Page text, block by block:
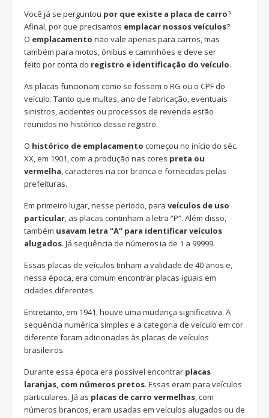
Você já se perguntou por que existe a placa de carro?
Afinal, por que precisamos emplacar nossos veículos?
O emplacamento não vale apenas para carros, mas
também para motos, ônibus e caminhões e deve ser
feito por conta do registro e identificação do veículo.
As placas funcionam como se fossem o RG ou o CPF do
veículo. Tanto que multas, ano de fabricação, eventuais
sinistros, acidentes ou processos de revenda estão
reunidos no histórico desse registro.
O histórico de emplacamento começou no início do séc.
XX, em 1901, com a produção nas cores preta ou
vermelha, caracteres na cor branca e fornecidas pelas
prefeituras.
Em primeiro lugar, nesse período, para veículos de uso
particular, as placas continham a letra “P”. Além disso,
também usavam letra “A” para identificar veículos
alugados. Já sequência de números ia de 1 a 99999.
Essas placas de veículos tinham a validade de 40 anos e,
nessa época, era comum encontrar placas iguais em
cidades diferentes.
Entretanto, em 1941, houve uma mudança significativa. A
sequência numérica simples e a categoria de veículo em cor
diferente foram adicionadas às placas de veículos
brasileiros.
Durante essa época era possível encontrar placas
laranjas, com números pretos. Essas eram para veículos
particulares. Já as placas de carro vermelhas, com
números brancos, eram usadas em veículos alugados ou de